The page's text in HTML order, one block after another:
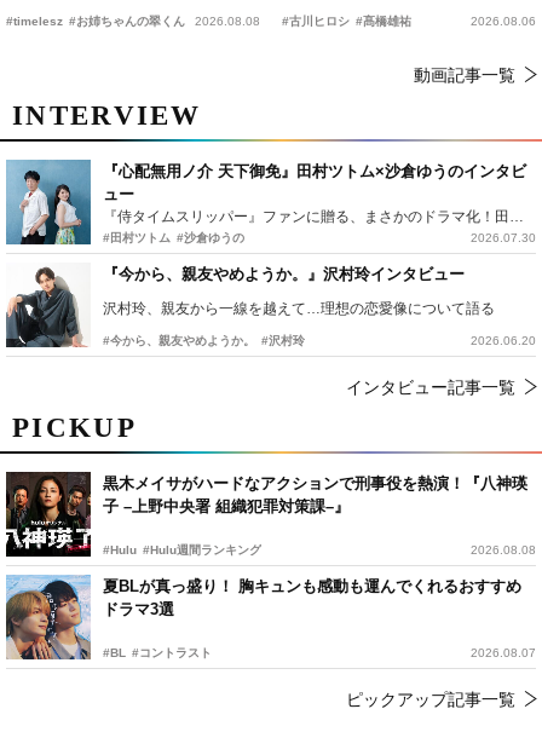
PICKUP
黒木メイサがハードなアクションで刑事役を熱演！『八神瑛
子 –上野中央署 組織犯罪対策課–』
#Hulu #Hulu週間ランキング 2026.08.08
夏BLが真っ盛り！ 胸キュンも感動も運んでくれるおすすめ
ドラマ3選
#BL #コントラスト 2026.08.07
ピックアップ記事一覧
恋の幕開けを予感
#timelesz #お姉ちゃんの翠くん 2026.08.08
時上映決定
#古川ヒロシ #髙橋雄祐 2026.08.06
動画記事一覧
INTERVIEW
『心配無用ノ介 天下御免』田村ツトム×沙倉ゆうのインタビ
ュー
『侍タイムスリッパー』ファンに贈る、まさかのドラマ化！田村ツトム×沙倉ゆうのが語る『心配無用ノ介』撮影秘話
#田村ツトム #沙倉ゆうの 2026.07.30
『今から、親友やめようか。』沢村玲インタビュー
沢村玲、親友から一線を越えて…理想の恋愛像について語る
#今から、親友やめようか。 #沢村玲 2026.06.20
インタビュー記事一覧